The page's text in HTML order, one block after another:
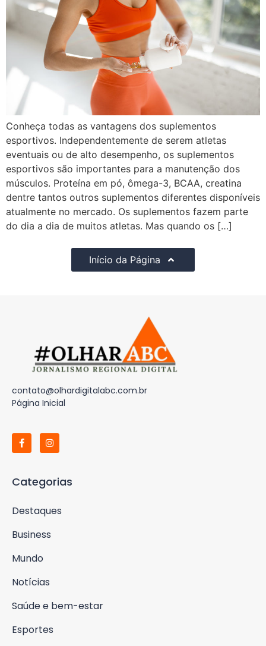
Conheça todas as vantagens dos suplementos
esportivos. Independentemente de serem atletas
eventuais ou de alto desempenho, os suplementos
esportivos são importantes para a manutenção dos
músculos. Proteína em pó, ômega-3, BCAA, creatina
dentre tantos outros suplementos diferentes disponíveis
atualmente no mercado. Os suplementos fazem parte
do dia a dia de muitos atletas. Mas quando os […]
Início da Página
contato@olhardigitalabc.com.br
Página Inicial
Categorias
Destaques
Business
Mundo
Notícias
Saúde e bem-estar
Esportes